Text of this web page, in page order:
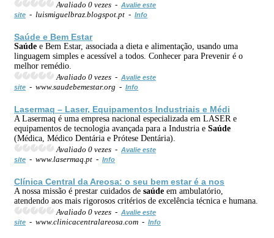
Avaliado 0 vezes - Avalie este
site - luismiguelbraz.blogspot.pt - Info
Saúde e Bem Estar
Saúde e Bem Estar, associada a dieta e alimentação, usando uma
linguagem simples e acessível a todos. Conhecer para Prevenir é o
melhor remédio.
Avaliado 0 vezes - Avalie este
site - www.saudebemestar.org - Info
Lasermaq – Laser, Equipamentos Industriais e Médi
A Lasermaq é uma empresa nacional especializada em LASER e
equipamentos de tecnologia avançada para a Industria e Saúde
(Médica, Médico Dentária e Prótese Dentária).
Avaliado 0 vezes - Avalie este
site - www.lasermaq.pt - Info
Clínica Central da Areosa: o seu bem estar é a nos
A nossa missão é prestar cuidados de saúde em ambulatório,
atendendo aos mais rigorosos critérios de excelência técnica e humana.
Avaliado 0 vezes - Avalie este
site - www.clinicacentralareosa.com - Info